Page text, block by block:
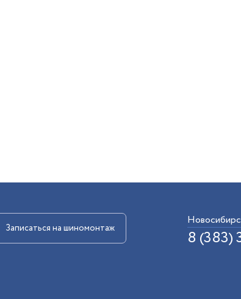
Записаться на шиномонтаж 8 (383)